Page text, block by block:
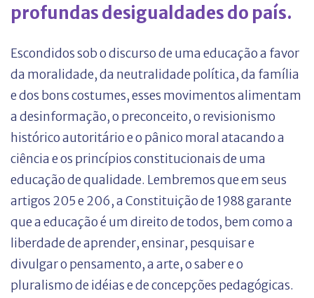
profundas desigualdades do país.
Escondidos sob o discurso de uma educação a favor
da moralidade, da neutralidade política, da família
e dos bons costumes, esses movimentos alimentam
a desinformação, o preconceito, o revisionismo
histórico autoritário e o pânico moral atacando a
ciência e os princípios constitucionais de uma
educação de qualidade. Lembremos que em seus
artigos 205 e 206, a Constituição de 1988 garante
que a educação é um direito de todos, bem como a
liberdade de aprender, ensinar, pesquisar e
divulgar o pensamento, a arte, o saber e o
pluralismo de idéias e de concepções pedagógicas.